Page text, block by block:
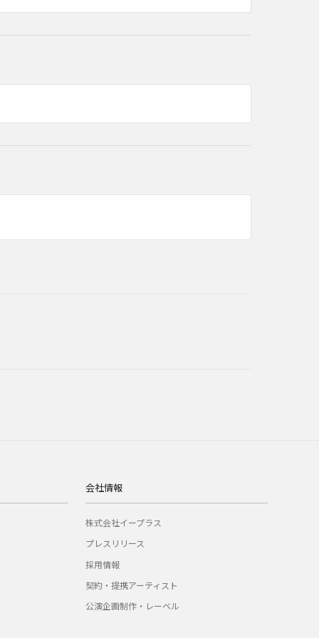
会社情報
株式会社イープラス
プレスリリース
採用情報
契約・提携アーティスト
公演企画制作・レーベル